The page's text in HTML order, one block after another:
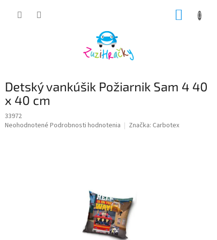
Detský vankúšik Požiarnik Sam 4 40
x 40 cm
33972
Priemerné
Neohodnotené Podrobnosti hodnotenia Značka: Carbotex